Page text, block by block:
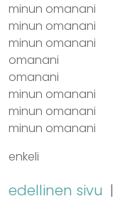
minun omanani
minun omanani
minun omanani
omanani
omanani
minun omanani
minun omanani
minun omanani
enkeli
edellinen sivu |